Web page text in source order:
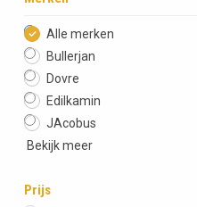
Alle merken
Bullerjan
Dovre
Edilkamin
JAcobus
Bekijk meer
Prijs